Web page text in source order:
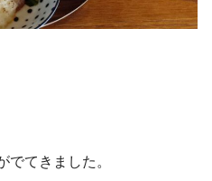
でてきました。